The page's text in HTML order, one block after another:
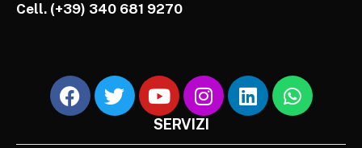
Cell. (+39) 340 681 9270
SERVIZI